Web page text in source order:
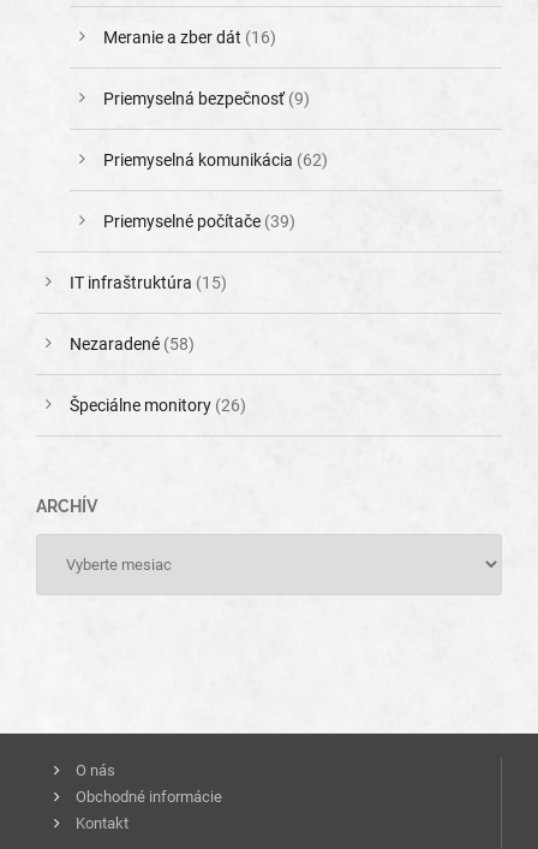
Meranie a zber dát (16)
Priemyselná bezpečnosť (9)
Priemyselná komunikácia (62)
Priemyselné počítače (39)
IT infraštruktúra (15)
Nezaradené (58)
Špeciálne monitory (26)
ARCHÍV
O nás
Obchodné informácie
Kontakt